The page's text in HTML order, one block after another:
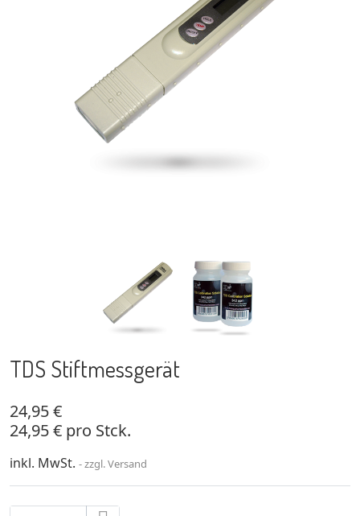
TDS Stiftmessgerät
24,95 €
24,95 € pro Stck.
inkl. MwSt. zzgl. Versand